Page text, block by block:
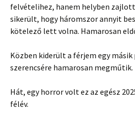
felvételihez, hanem helyben
sikerült, hogy háromszor annyit
kötelező lett volna. Hamarosan
Közben kiderült a férjem egy másik
szerencsére hamarosan megműtik.
Hát, egy horror volt ez az egész
félév.